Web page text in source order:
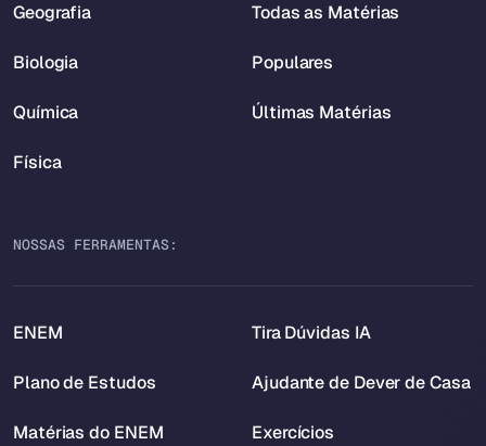
Geografia
Biologia
Química
Física
Todas as Matérias
Populares
Últimas Matérias
NOSSAS FERRAMENTAS:
ENEM
Plano de Estudos
Matérias do ENEM
Tira Dúvidas IA
Ajudante de Dever de Casa
Exercícios